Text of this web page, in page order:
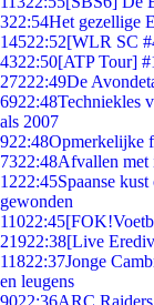
322:54Het gezellige
14522:52[WLR SC
4322:50[ATP Tour]
27222:49De
6922:48Techniekles
als 2007
922:48Opmerkelijke
7322:48Afvallen met
1222:45Spaanse
gewonden
11022:45
21922:38[Live
11822:37Jonge
en leugens
9022:36ARC